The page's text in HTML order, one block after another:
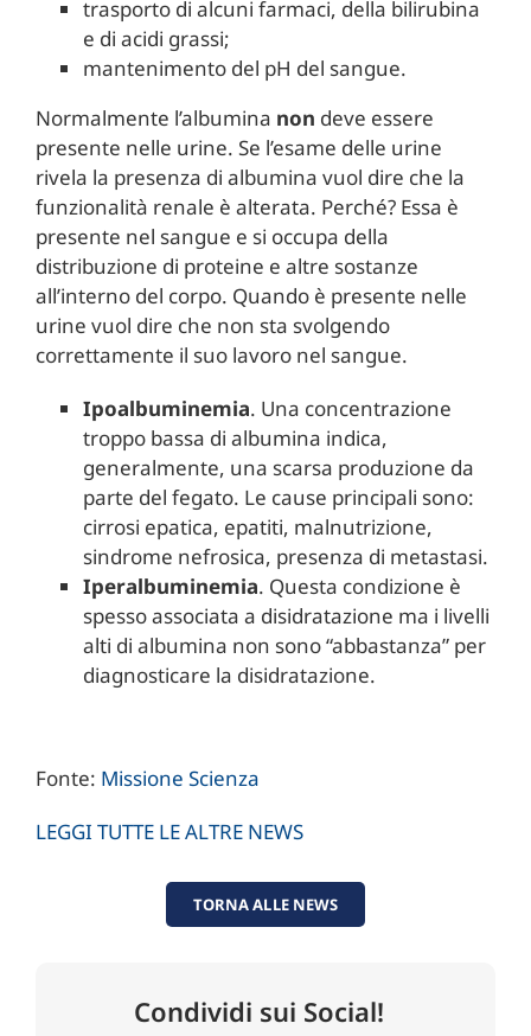
trasporto di alcuni farmaci, della bilirubina
e di acidi grassi;
mantenimento del pH del sangue.
Normalmente l’albumina non deve essere
presente nelle urine. Se l’esame delle urine
rivela la presenza di albumina vuol dire che la
funzionalità renale è alterata. Perché? Essa è
presente nel sangue e si occupa della
distribuzione di proteine e altre sostanze
all’interno del corpo. Quando è presente nelle
urine vuol dire che non sta svolgendo
correttamente il suo lavoro nel sangue.
Ipoalbuminemia. Una concentrazione
troppo bassa di albumina indica,
generalmente, una scarsa produzione da
parte del fegato. Le cause principali sono:
cirrosi epatica, epatiti, malnutrizione,
sindrome nefrosica, presenza di metastasi.
Iperalbuminemia. Questa condizione è
spesso associata a disidratazione ma i livelli
alti di albumina non sono “abbastanza” per
diagnosticare la disidratazione.
Fonte: Missione Scienza
LEGGI TUTTE LE ALTRE NEWS
TORNA ALLE NEWS
Condividi sui Social!